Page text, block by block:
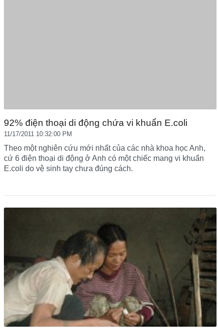
92% điện thoại di động chứa vi khuẩn E.coli
11/17/2011 10:32:00 PM
Theo một nghiên cứu mới nhất của các nhà khoa học Anh,
cứ 6 điện thoại di động ở Anh có một chiếc mang vi khuẩn
E.coli do vệ sinh tay chưa đúng cách.